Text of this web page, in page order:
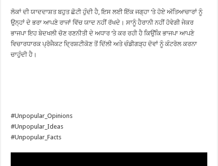
ਲੋਕਾਂ ਦੀ ਯਾਦਦਾਸ਼ਤ ਬਹੁਤ ਛੋਟੀ ਹੁੰਦੀ ਹੈ, ਇਸ ਲਈ ਇੱਕ ਜਗ੍ਹਾ ‘ਤੇ ਹੋਏ ਅੱਤਿਆਚਾਰਾਂ ਨੂੰ
ਉਨ੍ਹਾਂ ਦੇ ਭਰਾ ਆਪਣੇ ਰਾਜਾਂ ਵਿੱਚ ਯਾਦ ਨਹੀਂ ਰੱਖਦੇ। ਸਾਨੂੰ ਹੈਰਾਨੀ ਨਹੀਂ ਹੋਵੇਗੀ ਜੇਕਰ
ਭਾਜਪਾ ਇਹ ਬੇਦਖਲੀ ਚੋਣ ਰਣਨੀਤੀ ਦੇ ਅਧਾਰ ‘ਤੇ ਕਰ ਰਹੀ ਹੈ ਕਿਉਂਕਿ ਭਾਜਪਾ ਆਪਣੇ
ਵਿਚਾਰਧਾਰਕ ਪ੍ਰੋਜੈਕਟ ਦ੍ਰਿਸ਼ਟੀਕੋਣ ਤੋਂ ਦਿੱਲੀ ਅਤੇ ਚੰਡੀਗੜ੍ਹ ਦੋਵਾਂ ਨੂੰ ਕੰਟਰੋਲ ਕਰਨਾ
ਚਾਹੁੰਦੀ ਹੈ।
#Unpopular_Opinions
#Unpopular_Ideas
#Unpopular_Facts